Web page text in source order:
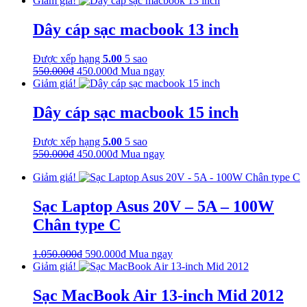
550.000₫.
450.000₫.
Dây cáp sạc macbook 13 inch
Được xếp hạng 5.00 5 sao
550.000₫ Giá
gốc
550.000₫.
450.000₫Giá
hiện
450.000₫.
Mua ngay
Giảm giá!
Dây cáp sạc macbook 15 inch
Được xếp hạng 5.00 5 sao
550.000₫ Giá
là:
450.000₫Giá
tại
450.000₫.
Mua ngay
Giảm giá!
Sạc Laptop Asus 20V – 5A – 100W
Chân type C
1.050.000₫ Giá
gốc
1.050.000₫.
590.000₫Giá
hiện
590.000₫.
Mua ngay
Giảm giá!
Sạc MacBook Air 13-inch Mid 2012